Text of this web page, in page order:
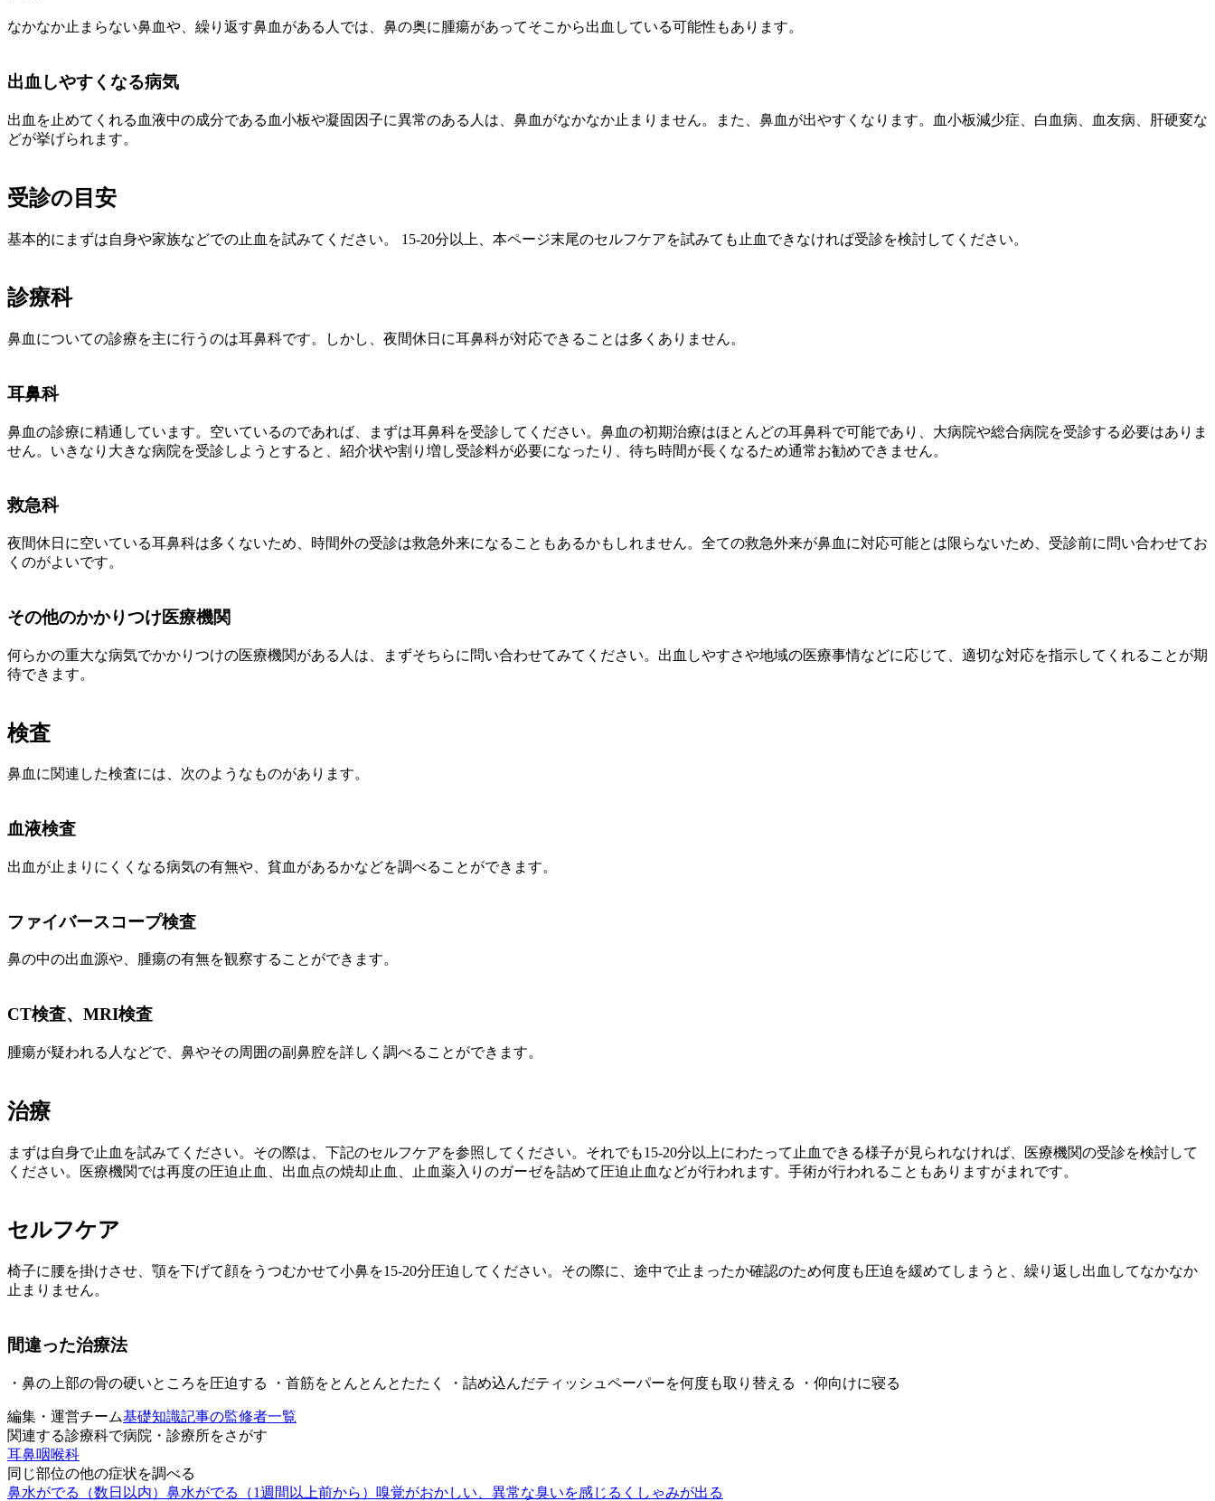
なかなか止まらない鼻血や、繰り返す鼻血がある人では、鼻の奥に腫瘍があってそこから出血している可能性もあります。
出血しやすくなる病気
出血を止めてくれる血液中の成分である血小板や凝固因子に異常のある人は、鼻血がなかなか止まりません。また、鼻血が出やすくなります。血小板減少症、白血病、血友病、肝硬変な
どが挙げられます。
受診の目安
基本的にまずは自身や家族などでの止血を試みてください。 15-20分以上、本ページ末尾のセルフケアを試みても止血できなければ受診を検討してください。
診療科
鼻血についての診療を主に行うのは耳鼻科です。しかし、夜間休日に耳鼻科が対応できることは多くありません。
耳鼻科
鼻血の診療に精通しています。空いているのであれば、まずは耳鼻科を受診してください。鼻血の初期治療はほとんどの耳鼻科で可能であり、大病院や総合病院を受診する必要はありま
せん。いきなり大きな病院を受診しようとすると、紹介状や割り増し受診料が必要になったり、待ち時間が長くなるため通常お勧めできません。
救急科
夜間休日に空いている耳鼻科は多くないため、時間外の受診は救急外来になることもあるかもしれません。全ての救急外来が鼻血に対応可能とは限らないため、受診前に問い合わせてお
くのがよいです。
その他のかかりつけ医療機関
何らかの重大な病気でかかりつけの医療機関がある人は、まずそちらに問い合わせてみてください。出血しやすさや地域の医療事情などに応じて、適切な対応を指示してくれることが期
待できます。
検査
鼻血に関連した検査には、次のようなものがあります。
血液検査
出血が止まりにくくなる病気の有無や、貧血があるかなどを調べることができます。
ファイバースコープ検査
鼻の中の出血源や、腫瘍の有無を観察することができます。
CT検査、MRI検査
腫瘍が疑われる人などで、鼻やその周囲の副鼻腔を詳しく調べることができます。
治療
まずは自身で止血を試みてください。その際は、下記のセルフケアを参照してください。それでも15-20分以上にわたって止血できる様子が見られなければ、医療機関の受診を検討して
ください。医療機関では再度の圧迫止血、出血点の焼却止血、止血薬入りのガーゼを詰めて圧迫止血などが行われます。手術が行われることもありますがまれです。
セルフケア
椅子に腰を掛けさせ、顎を下げて顔をうつむかせて小鼻を15-20分圧迫してください。その際に、途中で止まったか確認のため何度も圧迫を緩めてしまうと、繰り返し出血してなかなか
止まりません。
間違った治療法
・鼻の上部の骨の硬いところを圧迫する ・首筋をとんとんとたたく ・詰め込んだティッシュペーパーを何度も取り替える ・仰向けに寝る
編集・運営チーム基礎知識記事の監修者一覧
関連する診療科で病院・診療所をさがす
耳鼻咽喉科
同じ部位の他の症状を調べる
鼻水がでる（数日以内） 鼻水がでる（1週間以上前から） 嗅覚がおかしい、異常な臭いを感じる くしゃみが出る